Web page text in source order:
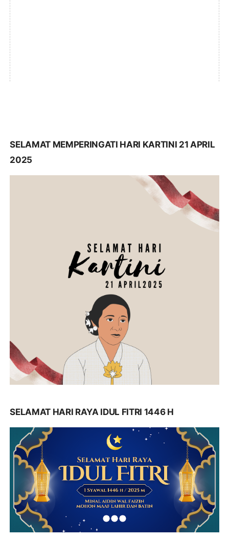
SELAMAT MEMPERINGATI HARI KARTINI 21 APRIL
2025
SELAMAT HARI RAYA IDUL FITRI 1446 H